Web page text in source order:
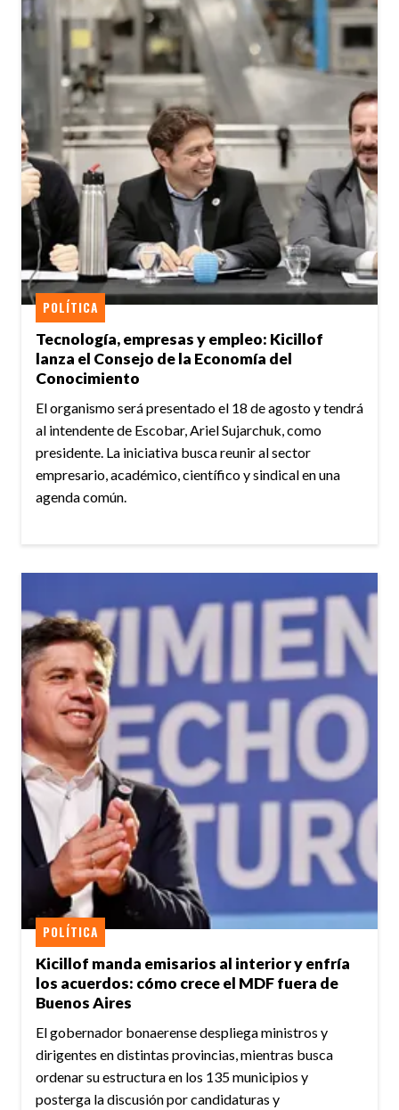
Tecnología, empresas y empleo: Kicillof
lanza el Consejo de la Economía del
Conocimiento
POLÍTICA
El organismo será presentado el 18 de agosto y tendrá
al intendente de Escobar, Ariel Sujarchuk, como
presidente. La iniciativa busca reunir al sector
empresario, académico, científico y sindical en una
agenda común.
Kicillof manda emisarios al interior y enfría
los acuerdos: cómo crece el MDF fuera de
Buenos Aires
POLÍTICA
El gobernador bonaerense despliega ministros y
dirigentes en distintas provincias, mientras busca
ordenar su estructura en los 135 municipios y
posterga la discusión por candidaturas y